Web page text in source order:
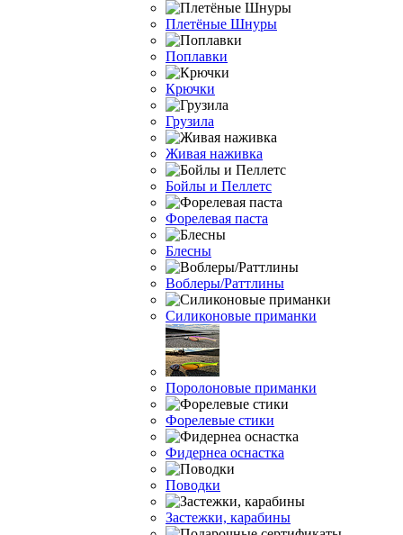
Плетёные Шнуры
Поплавки
Крючки
Грузила
Живая наживка
Бойлы и Пеллетс
Форелевая паста
Блесны
Воблеры/Раттлины
Силиконовые приманки
Поролоновые приманки
Форелевые стики
Фидернеа оснастка
Поводки
Застежки, карабины